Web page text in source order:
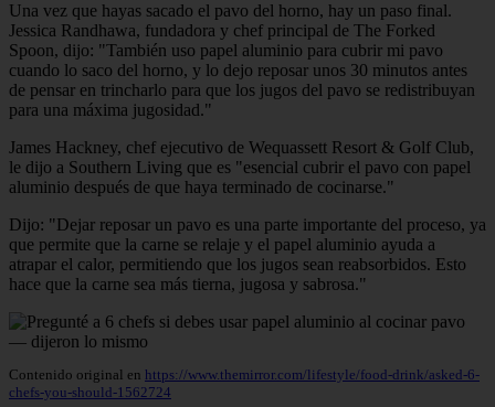
Una vez que hayas sacado el pavo del horno, hay un paso final.
Jessica Randhawa, fundadora y chef principal de The Forked
Spoon, dijo: "También uso papel aluminio para cubrir mi pavo
cuando lo saco del horno, y lo dejo reposar unos 30 minutos antes
de pensar en trincharlo para que los jugos del pavo se redistribuyan
para una máxima jugosidad."
James Hackney, chef ejecutivo de Wequassett Resort & Golf Club,
le dijo a Southern Living que es "esencial cubrir el pavo con papel
aluminio después de que haya terminado de cocinarse."
Dijo: "Dejar reposar un pavo es una parte importante del proceso, ya
que permite que la carne se relaje y el papel aluminio ayuda a
atrapar el calor, permitiendo que los jugos sean reabsorbidos. Esto
hace que la carne sea más tierna, jugosa y sabrosa."
Contenido original en https://www.themirror.com/lifestyle/food-drink/asked-6-
chefs-you-should-1562724